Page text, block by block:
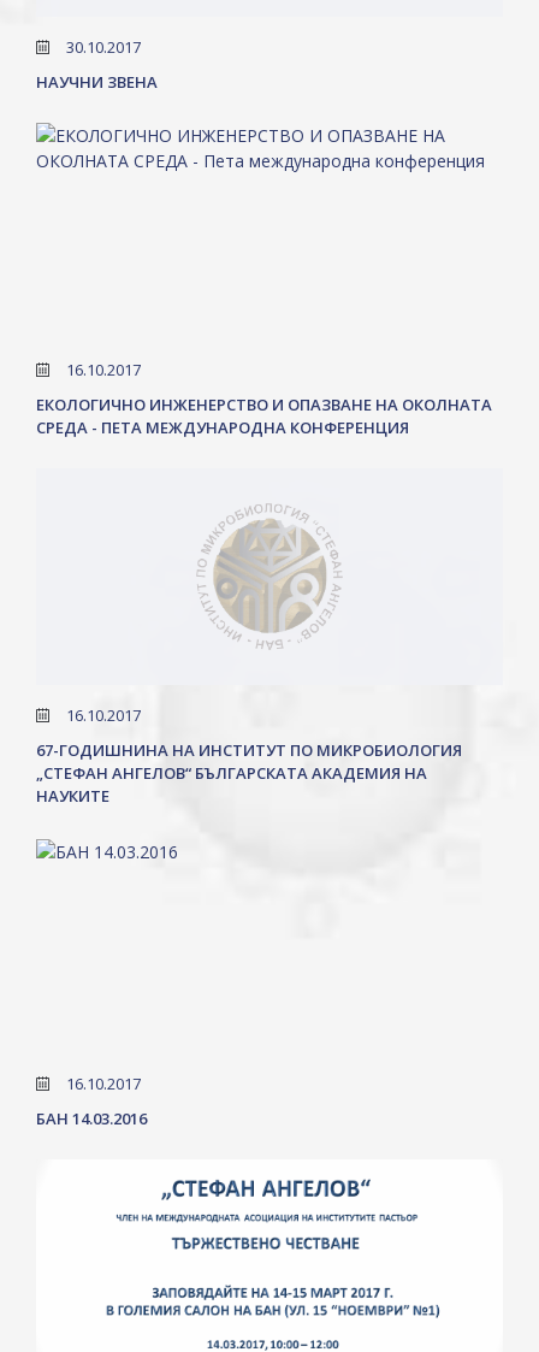
30.10.2017
НАУЧНИ ЗВЕНА
16.10.2017
ЕКОЛОГИЧНО ИНЖЕНЕРСТВО И ОПАЗВАНЕ НА ОКОЛНАТА
СРЕДА - ПЕТА МЕЖДУНАРОДНА КОНФЕРЕНЦИЯ
16.10.2017
67-ГОДИШНИНА НА ИНСТИТУТ ПО МИКРОБИОЛОГИЯ
„СТЕФАН АНГЕЛОВ“ БЪЛГАРСКАТА АКАДЕМИЯ НА
НАУКИТЕ
16.10.2017
БАН 14.03.2016